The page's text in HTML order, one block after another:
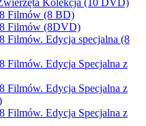
Kolekcja (10 DVD)
8 Filmów (8 BD)
8 Filmów (8DVD)
Filmów. Edycja specjalna (8
Filmów. Edycja Specjalna z
Filmów. Edycja Specjalna z
Filmów. Edycja Specjalna z